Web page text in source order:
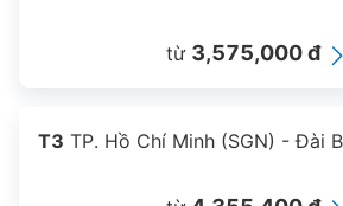
từ 3,575,000 đ
T3 TP. Hồ Chí Minh (SGN) - Đài